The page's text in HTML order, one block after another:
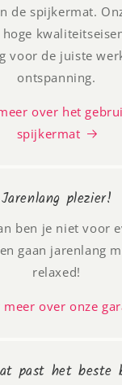
de spijkermat.
voor de juiste
ontspanning.
over het
spijkermat
Jarenlang plezier!
ben je niet voor
gaan jarenlang
relaxed!
meer over onze
past het beste